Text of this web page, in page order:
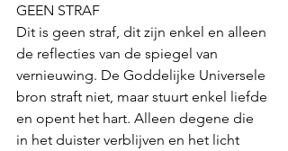
GEEN STRAF
Dit is geen straf, dit zijn enkel en alleen
de reflecties van de spiegel van
vernieuwing. De Goddelijke Universele
bron straft niet, maar stuurt enkel liefde
en opent het hart. Alleen degene die
in het duister verblijven en het licht